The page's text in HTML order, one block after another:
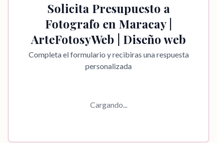
Solicita Presupuesto a
Fotografo en Maracay |
ArteFotosyWeb | Diseño web
Completa el formulario y recibiras una respuesta
personalizada
Cargando...